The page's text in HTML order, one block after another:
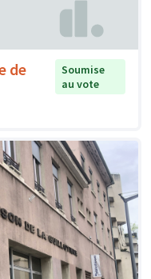
de
Soumise
au vote